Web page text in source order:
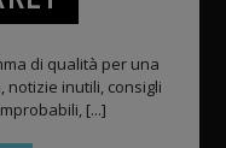
di qualità per una
notizie inutili, consigli
[...]